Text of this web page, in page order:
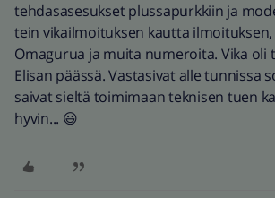
tehdasasesukset plussapurkkiin ja
tein vikailmoituksen kautta
Omagurua ja muita numeroita. Vika oli
Elisan päässä. Vastasivat alle tunnissa
saivat sieltä toimimaan teknisen tuen
hyvin... 😃